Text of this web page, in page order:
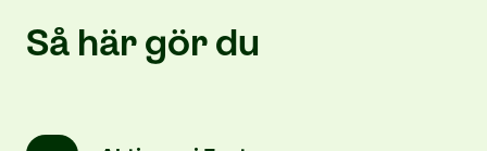
Så här gör du